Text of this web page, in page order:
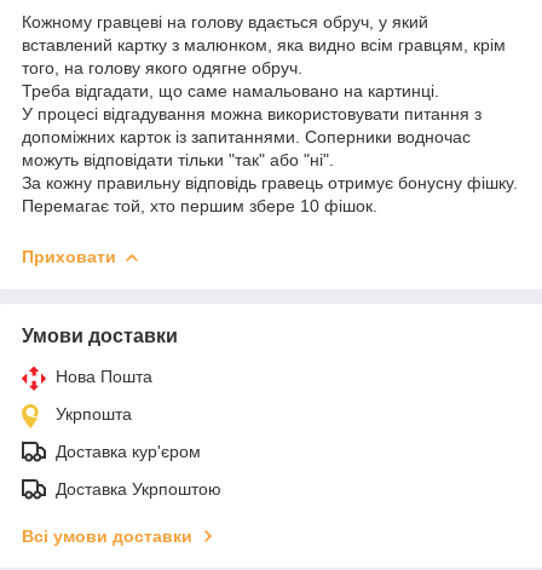
Кожному гравцеві на голову вдається обруч, у який
вставлений картку з малюнком, яка видно всім гравцям, крім
того, на голову якого одягне обруч.
Треба відгадати, що саме намальовано на картинці.
У процесі відгадування можна використовувати питання з
допоміжних карток із запитаннями. Соперники водночас
можуть відповідати тільки "так" або "ні".
За кожну правильну відповідь гравець отримує бонусну фішку.
Перемагає той, хто першим збере 10 фішок.
Приховати
Умови доставки
Нова Пошта
Укрпошта
Доставка кур'єром
Доставка Укрпоштою
Всі умови доставки